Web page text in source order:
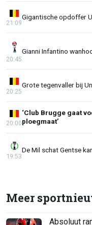
Gigantische opdoffer
21:09
Gianni Infantino
20:45
Grote tegenvaller bij
20:25
‘Club Brugge gaat
ploegmaat’
20:00
De Mil schat Gentse
19:53
Meer
Absoluut